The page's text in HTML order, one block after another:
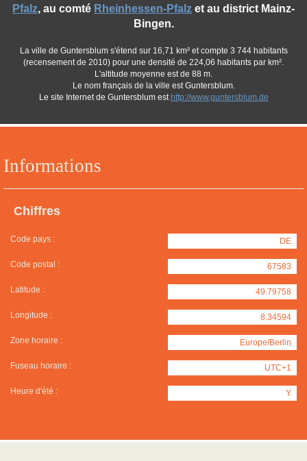
Informations
Chiffres
Code pays : DE
Code postal : 67583
Latitude : 49.79758
Longitude : 8.34594
Zone horaire : Europe/Berlin
Fuseau horaire : UTC+1
Heure d'été : Y
Pfalz, au comté Rheinhessen-Pfalz et au district Mainz-
Bingen.
La ville de Guntersblum s'étend sur 16,71 km² et compte 3 744 habitants
(recensement de 2010) pour une densité de 224,06 habitants par km².
L'altitude moyenne est de 88 m.
Le nom français de la ville est Guntersblum.
Le site Internet de Guntersblum est http://www.guntersblum.de